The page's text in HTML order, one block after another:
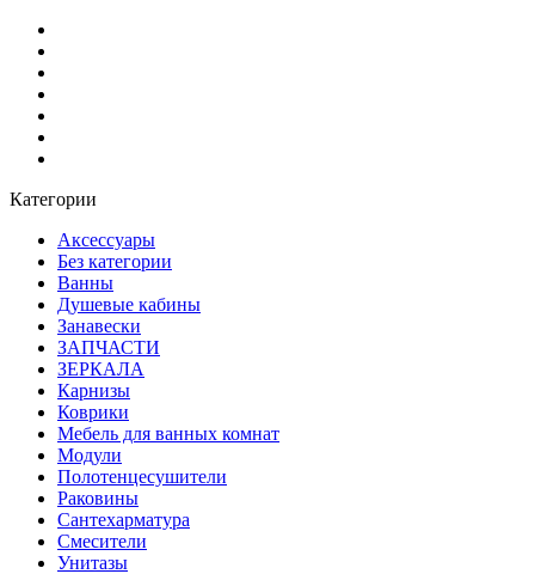
Категории
Аксессуары
Без категории
Ванны
Душевые кабины
Занавески
ЗАПЧАСТИ
ЗЕРКАЛА
Карнизы
Коврики
Мебель для ванных комнат
Модули
Полотенцесушители
Раковины
Сантехарматура
Смесители
Унитазы